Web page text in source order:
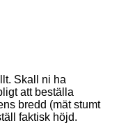
Skall ni ha
att beställa
bredd (mät stumt
faktisk höjd.